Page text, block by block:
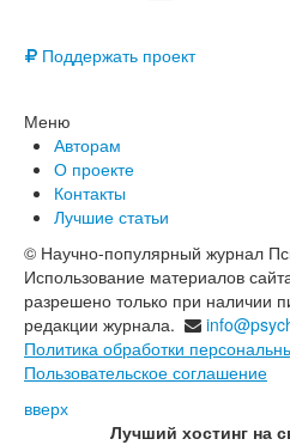
Поддержать проект
Меню
Авторам
О проекте
Контакты
Лучшие статьи
© Научно-популярный журнал
Использование материалов
разрешено только при наличии
редакции журнала.
Политика обработки
Пользовательское соглашение
вверх
Лучший хостинг на